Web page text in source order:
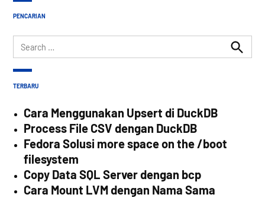
PENCARIAN
Search
for:
Search
TERBARU
Cara Menggunakan Upsert di DuckDB
Process File CSV dengan DuckDB
Fedora Solusi more space on the /boot
filesystem
Copy Data SQL Server dengan bcp
Cara Mount LVM dengan Nama Sama